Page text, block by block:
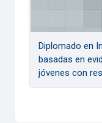
Diplomado en
basadas en
jóvenes con